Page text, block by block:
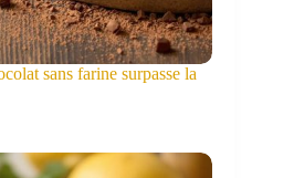
sans farine surpasse la